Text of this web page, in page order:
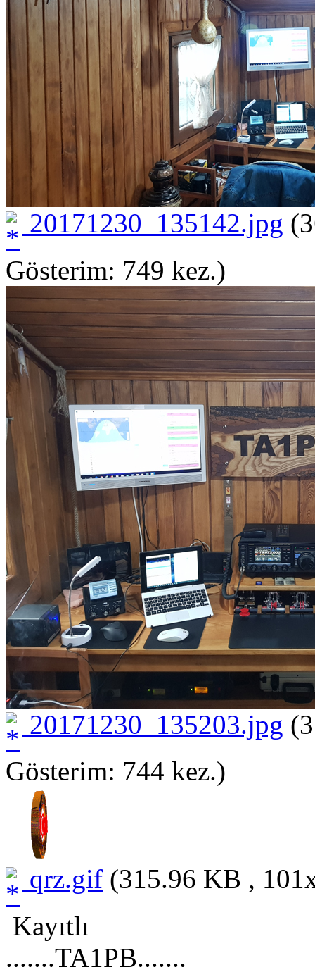
20171230_135142.jpg
Gösterim: 749 kez.)
20171230_135203.jpg
Gösterim: 744 kez.)
qrz.gif (315.96 KB ,
Kayıtlı
.......TA1PB.......